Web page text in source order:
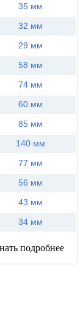
35 мм
32 мм
29 мм
58 мм
74 мм
60 мм
85 мм
140 мм
77 мм
56 мм
43 мм
34 мм
подробнее